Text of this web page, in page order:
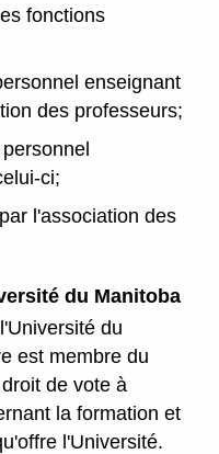
fonctions
enseignant
des professeurs;
ci;
l'association des
du Manitoba
du
est membre du
de vote à
la formation et
l'Université.